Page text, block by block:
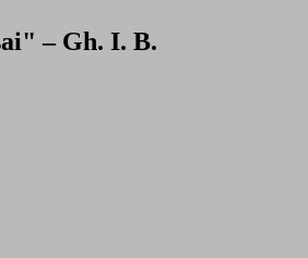
– Gh. I. B.